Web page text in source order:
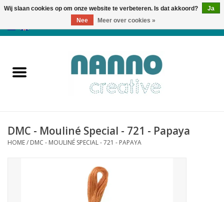
Producten
Nieuws
DMC - Mouliné Special - 721 - Papaya
HOME/ DMC - MOULINÉ SPECIAL - 721 - PAPAYA
Wij slaan cookies op om onze website te verbeteren. Is dat akkoord?
Ja
Nee
Meer over cookies »